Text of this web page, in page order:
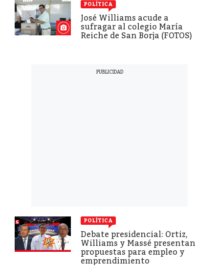
POLÍTICA
José Williams acude a
sufragar al colegio María
Reiche de San Borja (FOTOS)
POLÍTICA
Debate presidencial: Ortiz,
Williams y Massé presentan
propuestas para empleo y
emprendimiento